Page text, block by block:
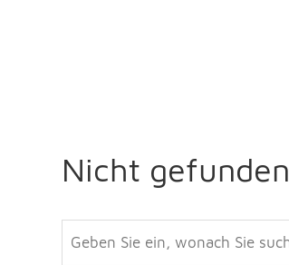
Nicht gefunden